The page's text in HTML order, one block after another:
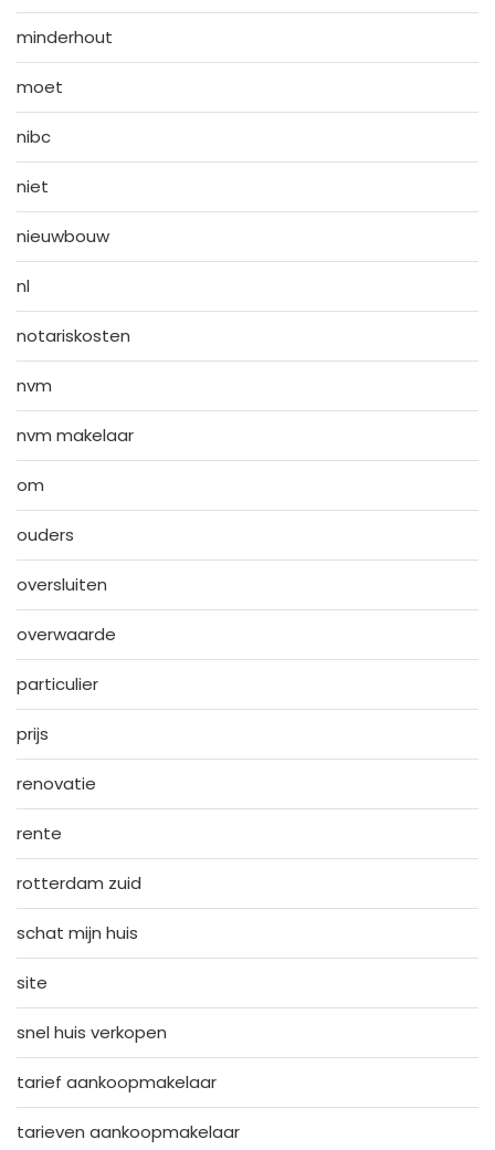
minderhout
moet
nibc
niet
nieuwbouw
nl
notariskosten
nvm
nvm makelaar
om
ouders
oversluiten
overwaarde
particulier
prijs
renovatie
rente
rotterdam zuid
schat mijn huis
site
snel huis verkopen
tarief aankoopmakelaar
tarieven aankoopmakelaar